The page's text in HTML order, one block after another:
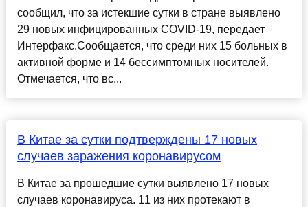
сообщил, что за истекшие сутки в стране выявлено
29 новых инфицированных COVID-19, передает
Интерфакс.Сообщается, что среди них 15 больных в
активной форме и 14 бессимптомных носителей.
Отмечается, что вс...
В Китае за сутки подтверждены 17 новых
случаев заражения коронавирусом
В Китае за прошедшие сутки выявлено 17 новых
случаев коронавируса. 11 из них протекают в